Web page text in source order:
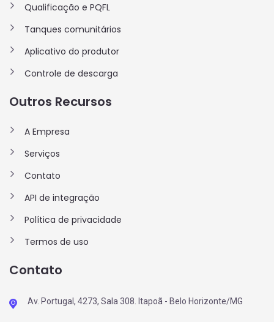
Qualificação e PQFL
Tanques comunitários
Aplicativo do produtor
Controle de descarga
Outros Recursos
A Empresa
Serviços
Contato
API de integração
Política de privacidade
Termos de uso
Contato
Av. Portugal, 4273, Sala 308. Itapoã - Belo Horizonte/MG